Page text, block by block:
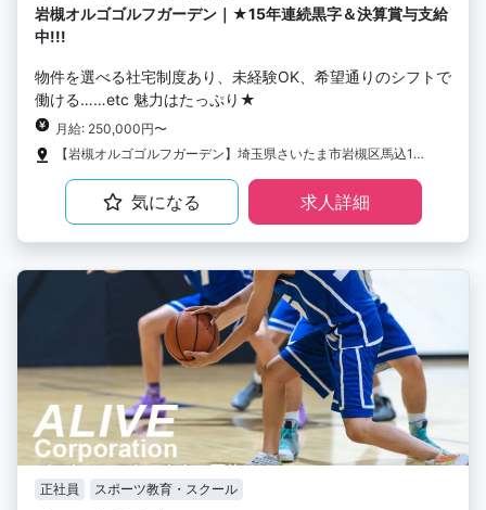
岩槻オルゴゴルフガーデン｜★15年連続黒字＆決算賞与支給
中!!!
物件を選べる社宅制度あり、未経験OK、希望通りのシフトで
働ける……etc 魅力はたっぷり★
月給: 250,000円〜
【岩槻オルゴゴルフガーデン】埼玉県さいたま市岩槻区馬込1125-1
気になる 求人詳細
正社員 スポーツ教育・スクール